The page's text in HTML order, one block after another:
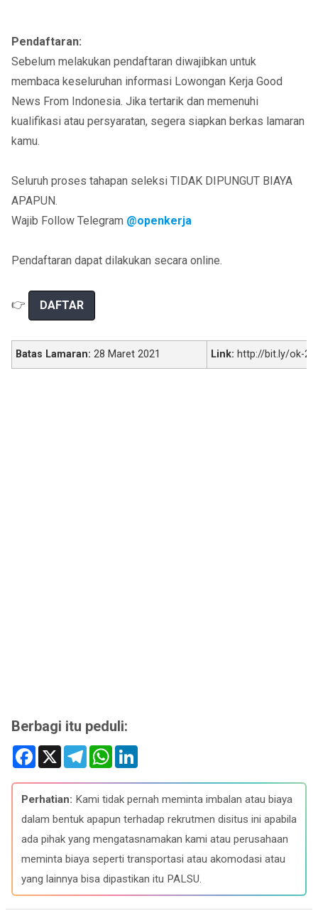
Pendaftaran:
Sebelum melakukan pendaftaran diwajibkan untuk
membaca keseluruhan informasi Lowongan Kerja Good
News From Indonesia. Jika tertarik dan memenuhi
kualifikasi atau persyaratan, segera siapkan berkas lamaran
kamu.
Seluruh proses tahapan seleksi TIDAK DIPUNGUT BIAYA
APAPUN.
Wajib Follow Telegram @openkerja
Pendaftaran dapat dilakukan secara online.
👉 DAFTAR
Batas Lamaran: 28 Maret 2021 Link: http://bit.ly/ok-
Berbagi itu peduli:
F
e
b
o
o
X
T
e
e
g
r
a
W
t
s
A
p
k
e
d
I
Perhatian: Kami tidak pernah meminta imbalan atau biaya
dalam bentuk apapun terhadap rekrutmen disitus ini apabila
ada pihak yang mengatasnamakan kami atau perusahaan
meminta biaya seperti transportasi atau akomodasi atau
yang lainnya bisa dipastikan itu PALSU.